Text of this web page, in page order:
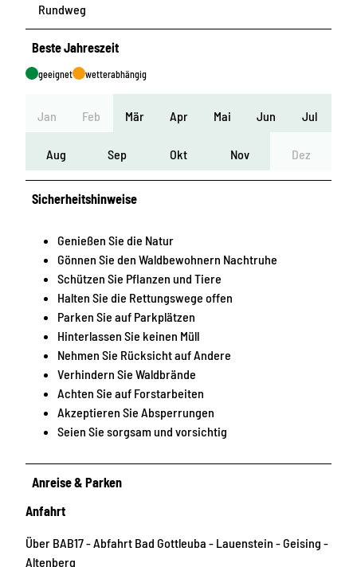
Rundweg
Beste Jahreszeit
geeignet wetterabhängig
Jan Feb Mär Apr Mai Jun Jul
Aug Sep Okt Nov Dez
Sicherheitshinweise
Genießen Sie die Natur
Gönnen Sie den Waldbewohnern Nachtruhe
Schützen Sie Pflanzen und Tiere
Halten Sie die Rettungswege offen
Parken Sie auf Parkplätzen
Hinterlassen Sie keinen Müll
Nehmen Sie Rücksicht auf Andere
Verhindern Sie Waldbrände
Achten Sie auf Forstarbeiten
Akzeptieren Sie Absperrungen
Seien Sie sorgsam und vorsichtig
Anreise & Parken
Anfahrt
Über BAB17 - Abfahrt Bad Gottleuba - Lauenstein - Geising -
Altenberg